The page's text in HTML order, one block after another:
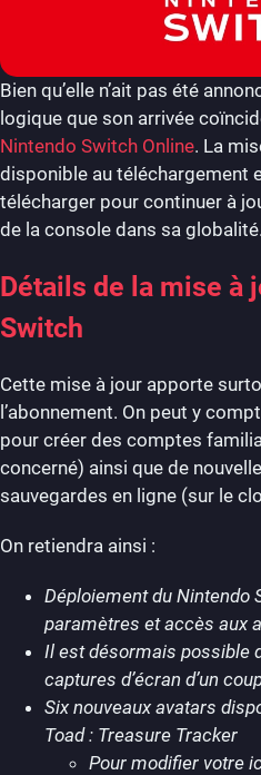
Bien qu’elle n’ait pas été
logique que son arrivée
Nintendo Switch Online. La
disponible au téléchargement
télécharger pour continuer à
de la console dans sa globalité.
Détails de la mise à
Switch
Cette mise à jour apporte
l’abonnement. On peut y
pour créer des comptes
concerné) ainsi que de
sauvegardes en ligne (sur le
On retiendra ainsi :
Déploiement du Nintendo
paramètres et accès aux
Il est désormais possible
captures d’écran d’un
Six nouveaux avatars
Toad : Treasure Tracker
Pour modifier votre